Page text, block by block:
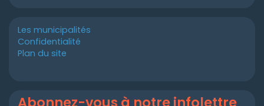
Les municipalités
Confidentialité
Plan du site